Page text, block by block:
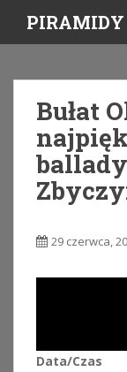
i
PIRAMIDY
Bułat
29 czerwca,
Data/Czas